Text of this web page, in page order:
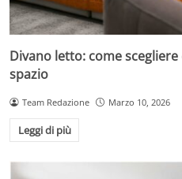
Divano letto: come
spazio
Team Redazione Marzo 10, 2026
Leggi di più